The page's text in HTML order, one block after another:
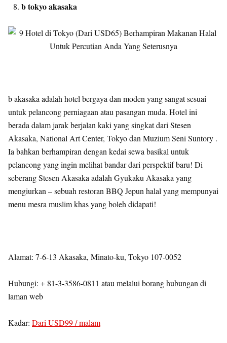
b tokyo akasaka
b akasaka adalah hotel bergaya dan moden yang sangat sesuai
untuk pelancong perniagaan atau pasangan muda. Hotel ini
berada dalam jarak berjalan kaki yang singkat dari Stesen
Akasaka, National Art Center, Tokyo dan Muzium Seni Suntory .
Ia bahkan berhampiran dengan kedai sewa basikal untuk
pelancong yang ingin melihat bandar dari perspektif baru! Di
seberang Stesen Akasaka adalah Gyukaku Akasaka yang
mengiurkan – sebuah restoran BBQ Jepun halal yang mempunyai
menu mesra muslim khas yang boleh didapati!
Alamat: 7-6-13 Akasaka, Minato-ku, Tokyo 107-0052
Hubungi: + 81-3-3586-0811 atau melalui borang hubungan di
laman web
Kadar: Dari USD99 / malam